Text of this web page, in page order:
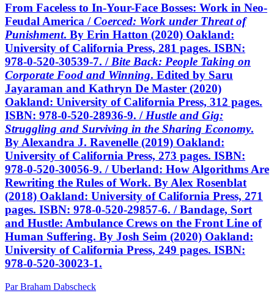
From Faceless to In-Your-Face Bosses: Work in Neo-
Feudal America /Coerced: Work under Threat of
Punishment. By Erin Hatton (2020) Oakland:
University of California Press, 281 pages. ISBN:
978-0-520-30539-7. / Bite Back: People Taking on
Corporate Food and Winning. Edited by Saru
Jayaraman and Kathryn De Master (2020)
Oakland: University of California Press, 312 pages.
ISBN: 978-0-520-28936-9. / Hustle and Gig:
Struggling and Surviving in the Sharing Economy.
By Alexandra J. Ravenelle (2019) Oakland:
University of California Press, 273 pages. ISBN:
978-0-520-30056-9. / Uberland: How Algorithms Are
Rewriting the Rules of Work. By Alex Rosenblat
(2018) Oakland: University of California Press, 271
pages. ISBN: 978-0-520-29857-6. / Bandage, Sort
and Hustle: Ambulance Crews on the Front Line of
Human Suffering. By Josh Seim (2020) Oakland:
University of California Press, 249 pages. ISBN:
978-0-520-30023-1.
Par Braham Dabscheck